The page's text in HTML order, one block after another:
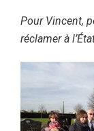
Pour Vincent,
réclamer à